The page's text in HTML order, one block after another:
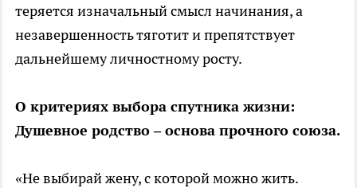
теряется изначальный смысл начинания, а
незавершенность тяготит и препятствует
дальнейшему личностному росту.
О критериях выбора спутника жизни:
Душевное родство – основа прочного союза.
«Не выбирай жену, с которой можно жить.